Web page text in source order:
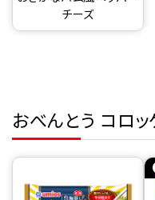
チーズ
おべんとう コロッ